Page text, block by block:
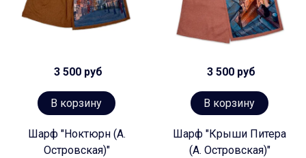
3 500 руб
В корзину
Шарф "Ноктюрн (А.
Островская)"
3 500 руб
В корзину
Шарф "Крыши Питера
(А. Островская)"